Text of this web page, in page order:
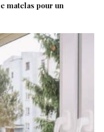
matelas pour un